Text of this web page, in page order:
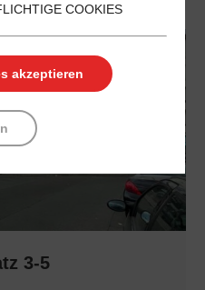
3-5
COOKIES
akzeptieren